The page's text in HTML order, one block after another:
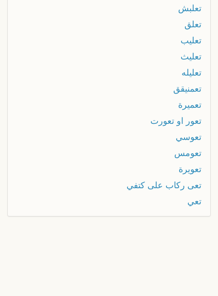
تعلبش
تعلق
تعليب
تعليث
تعليله
تعمنيقق
تعميرة
تعور او تعورت
تعوسي
تعومس
تعويرة
تعى ركاب على كتفي
تعي